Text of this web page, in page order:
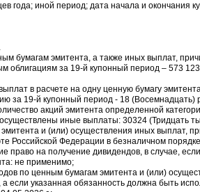
года; иной период; дата начала и окончания
бумагам эмитента, а также иных выплат,
за 19-й купонный период – 573
в расчете на одну ценную бумагу
за 19-й купонный период - 18 (Восемнадцать)
акций эмитента определенной
иные выплаты: 30324 (Тридцать
и (или) осуществления иных выплат,
Российской Федерации в безналичном
право на получение дивидендов, в случае,
не применимо;
по ценным бумагам эмитента и (или)
если указанная обязанность должна быть